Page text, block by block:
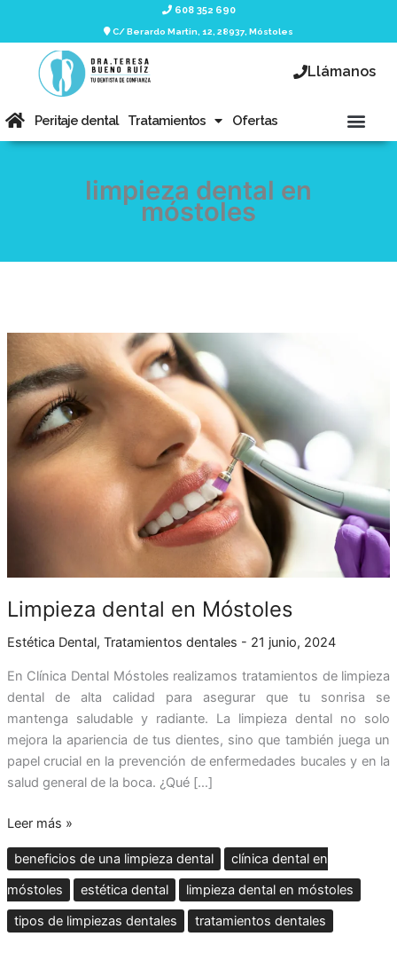
contenido
608 352 690
C/ Berardo Martin, 12, 28937, Móstoles
Llámanos
Peritaje dental Tratamientos Ofertas
limpieza dental en
móstoles
Limpieza dental en Móstoles
Estética Dental, Tratamientos dentales - 21 junio, 2024
En Clínica Dental Móstoles realizamos tratamientos de limpieza
dental de alta calidad para asegurar que tu sonrisa se
mantenga saludable y radiante. La limpieza dental no solo
mejora la apariencia de tus dientes, sino que también juega un
papel crucial en la prevención de enfermedades bucales y en la
salud general de la boca. ¿Qué […]
dental
en
Móstoles
Leer más »
beneficios de una limpieza dental
clínica dental en
móstoles
estética dental
limpieza dental en móstoles
tipos de limpiezas dentales
tratamientos dentales